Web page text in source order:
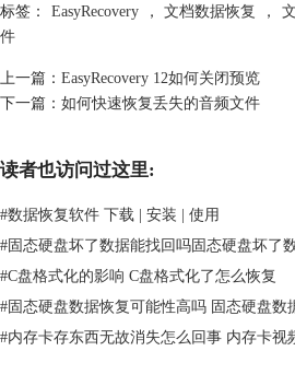
何用EasyRecovery 12恢复U盘误删文件。
步骤三：查找文件和文件夹。确认恢复位置
开始扫描硬盘，这里一般是不需要任何操作
标签： EasyRecovery ， 文档数据恢复 ，
件
上一篇： EasyRecovery 12如何关闭预览
下一篇： 如何快速恢复丢失的音频文件
读者也访问过这里:
#数据恢复软件 下载 | 安装 | 使用
#固态硬盘坏了数据能找回吗固态硬盘坏了
#C盘格式化的影响 C盘格式化了怎么恢复
#固态硬盘数据恢复可能性高吗 固态硬盘数
#内存卡存东西无故消失怎么回事 内存卡视